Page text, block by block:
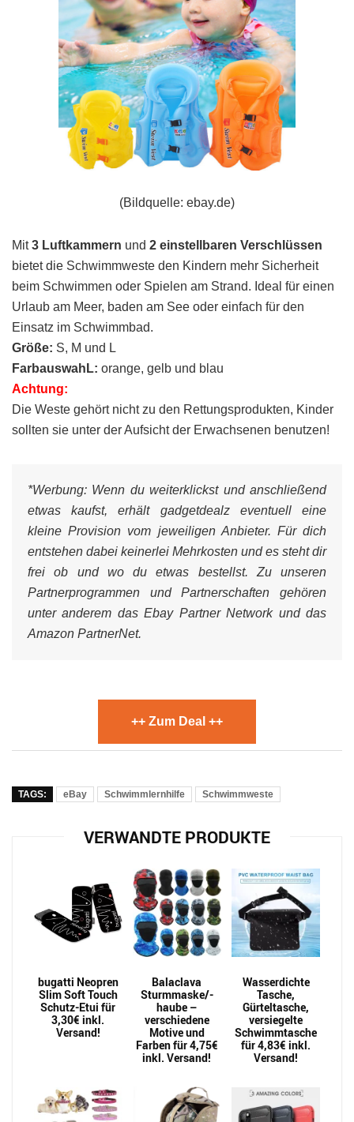
(Bildquelle: ebay.de)
Mit3 Luftkammern und 2 einstellbaren Verschlüssen
bietet die Schwimmweste den Kindern mehr Sicherheit
beim Schwimmen oder Spielen am Strand. Ideal für einen
Urlaub am Meer, baden am See oder einfach für den
Einsatz im Schwimmbad.
Größe: S, M und L
FarbauswahL: orange, gelb und blau
Achtung:
Die Weste gehört nicht zu den Rettungsprodukten, Kinder
sollten sie unter der Aufsicht der Erwachsenen benutzen!
*Werbung: Wenn du weiterklickst und anschließend
etwas kaufst, erhält gadgetdealz eventuell eine
kleine Provision vom jeweiligen Anbieter. Für dich
entstehen dabei keinerlei Mehrkosten und es steht dir
frei ob und wo du etwas bestellst. Zu unseren
Partnerprogrammen und Partnerschaften gehören
unter anderem das Ebay Partner Network und das
Amazon PartnerNet.
++ Zum Deal ++
TAGS: eBay Schwimmlernhilfe Schwimmweste
VERWANDTE PRODUKTE
bugatti Neopren
Slim Soft Touch
Schutz-Etui für
3,30€ inkl.
Versand!
Balaclava
Sturmmaske/-
haube –
verschiedene
Motive und
Farben für 4,75€
inkl. Versand!
Wasserdichte
Tasche,
Gürteltasche,
versiegelte
Schwimmtasche
für 4,83€ inkl.
Versand!